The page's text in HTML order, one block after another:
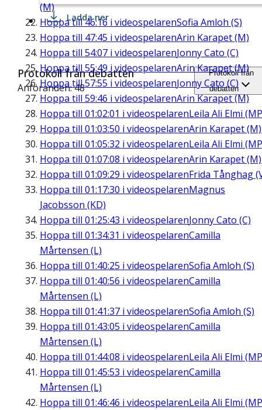
(M)
Hoppa till46:16 i videospelarenSofia Amloh (S)
Hoppa till 47:45 i videospelarenArin Karapet (M)
Hoppa till 54:07 i videospelarenJonny Cato (C)
Hoppa till 55:49 i videospelarenArin Karapet (M)
Hoppa till57:55 i videospelarenJonny Cato (C)
Hoppa till 59:46 i videospelarenArin Karapet (M)
Hoppa till 01:02:01 i videospelarenLeila Ali Elmi
Hoppa till 01:03:50 i videospelarenArin Karapet (M)
Hoppa till 01:05:32 i videospelarenLeila Ali Elmi
Hoppa till 01:07:08 i videospelarenArin Karapet (M)
Hoppa till 01:09:29 i videospelarenFrida Tånghag
Hoppa till 01:17:30 i videospelarenMagnus
Jacobsson (KD)
Hoppa till 01:25:43 i videospelarenJonny Cato (C)
Hoppa till 01:34:31 i videospelarenCamilla
Mårtensen (L)
Hoppa till 01:40:25 i videospelarenSofia Amloh (S)
Hoppa till 01:40:56 i videospelarenCamilla
Mårtensen (L)
Hoppa till 01:41:37 i videospelarenSofia Amloh (S)
Hoppa till 01:43:05 i videospelarenCamilla
Mårtensen (L)
Hoppa till 01:44:08 i videospelarenLeila Ali Elmi
Hoppa till 01:45:53 i videospelarenCamilla
Mårtensen (L)
Hoppa till 01:46:46 i videospelarenLeila Ali Elmi
Ladda ner
Protokoll från debatten
Anföranden: 48
Protokoll från
debatten